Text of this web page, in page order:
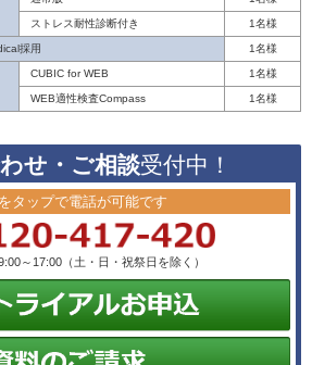
ストレス耐性診断付き 1名様
採用 1名様
CUBIC for WEB 1名様
WEB適性検査Compass 1名様
せ・ご相談受付中！
タップで電話が可能です
～17:00（土・日・祝祭日を除く）